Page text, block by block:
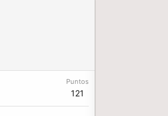
Puntos
121